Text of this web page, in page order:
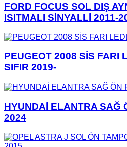
FORD FOCUS SOL DIŞ
ISITMALI SİNYALLİ 2011-
PEUGEOT 2008 SİS FARI
SIFIR 2019-
HYUNDAİ ELANTRA SAĞ
2024